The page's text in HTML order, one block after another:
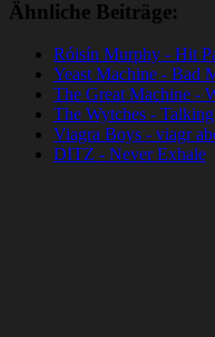
Ähnliche Beiträge:
Róisín Murphy - Hit
Yeast Machine - Bad
The Great Machine -
The Wytches -
Viagra Boys - viagr
DITZ - Never Exhale